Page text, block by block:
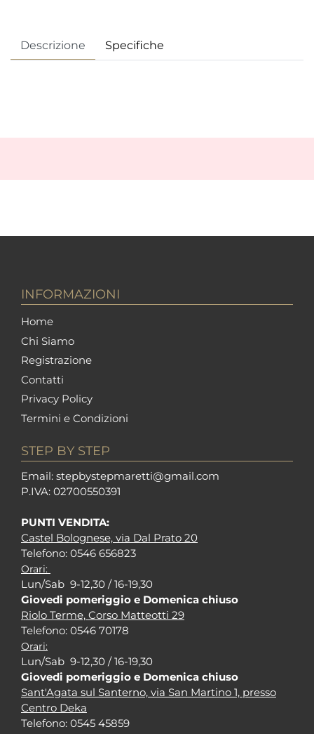
Descrizione Specifiche
INFORMAZIONI
Home
Chi Siamo
Registrazione
Contatti
Privacy Policy
Termini e Condizioni
STEP BY STEP
Email: stepbystepmaretti@gmail.com
P.IVA: 02700550391
PUNTI VENDITA:
Castel Bolognese, via Dal Prato 20
Telefono: 0546 656823
Orari:
Lun/Sab 9-12,30 / 16-19,30
Giovedi pomeriggio e Domenica chiuso
Riolo Terme, Corso Matteotti 29
Telefono: 0546 70178
Orari:
Lun/Sab 9-12,30 / 16-19,30
Giovedi pomeriggio e Domenica chiuso
Sant'Agata sul Santerno, via San Martino 1, presso
Centro Deka
Telefono: 0545 45859